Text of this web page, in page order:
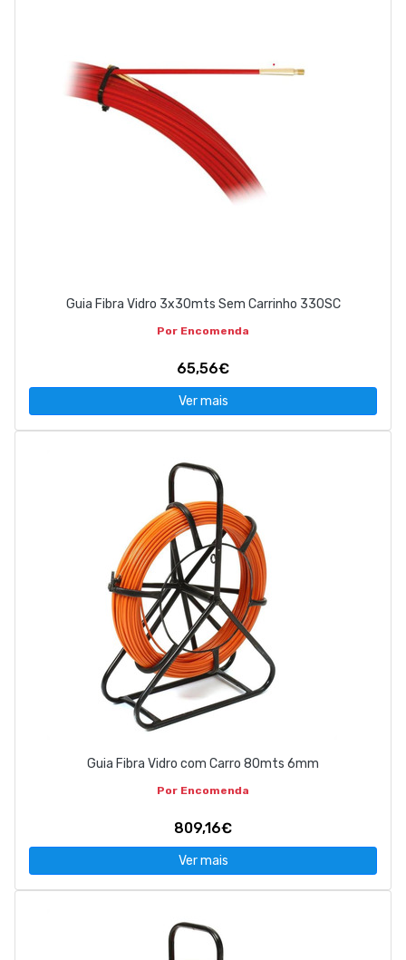
Guia Fibra Vidro 3x30mts Sem Carrinho 330SC
Por Encomenda
65,56€
Ver mais
Guia Fibra Vidro com Carro 80mts 6mm
Por Encomenda
809,16€
Ver mais